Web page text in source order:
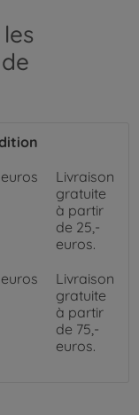
Livraison
gratuite
à partir
de 25,-
euros.
Livraison
gratuite
à partir
de 75,-
euros.